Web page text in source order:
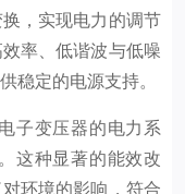
，实现电力的调节
率、低谐波与低噪
稳定的电源支持。
子变压器的电力系
这种显著的能效改
环境的影响，符合